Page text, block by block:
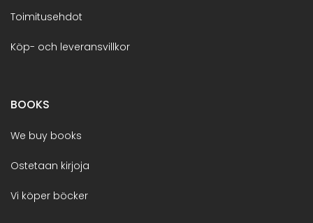
Toimitusehdot
Köp- och leveransvillkor
BOOKS
We buy books
Ostetaan kirjoja
Vi köper böcker